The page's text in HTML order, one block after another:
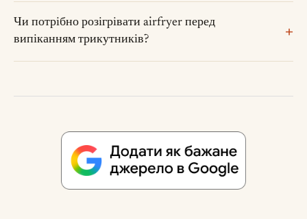
Чи потрібно розігрівати airfryer перед
випіканням трикутників?